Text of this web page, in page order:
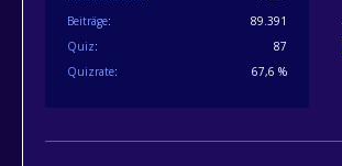
Beiträge
89.391
Quiz
87
Quizrate
67,6 %